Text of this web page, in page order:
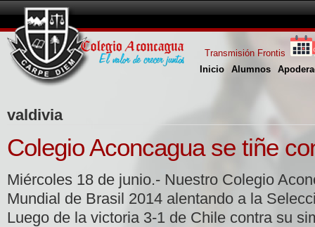
Inicio Alumnos
Transmisión Frontis
valdivia
Colegio Aconcagua se tiñe
Miércoles 18 de junio.- Nuestro Colegio
Mundial de Brasil 2014 alentando a la
Luego de la victoria 3-1 de Chile contra su